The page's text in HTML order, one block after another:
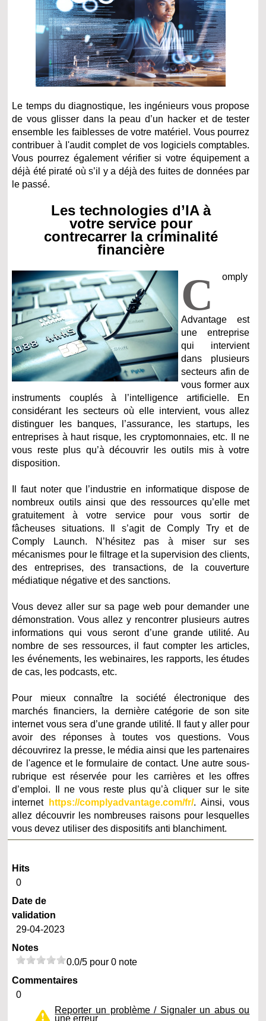
Le temps du diagnostique, les ingénieurs vous propose
de vous glisser dans la peau d’un hacker et de tester
ensemble les faiblesses de votre matériel. Vous pourrez
contribuer à l'audit complet de vos logiciels comptables.
Vous pourrez également vérifier si votre équipement a
déjà été piraté où s’il y a déjà des fuites de données par
le passé.
Les technologies d’IA à
votre service pour
contrecarrer la criminalité
financière
C omply
Advantage est
une entreprise
qui intervient
dans plusieurs
secteurs afin de
vous former aux
instruments couplés à l’intelligence artificielle. En
considérant les secteurs où elle intervient, vous allez
distinguer les banques, l’assurance, les startups, les
entreprises à haut risque, les cryptomonnaies, etc. Il ne
vous reste plus qu’à découvrir les outils mis à votre
disposition.
Il faut noter que l’industrie en informatique dispose de
nombreux outils ainsi que des ressources qu’elle met
gratuitement à votre service pour vous sortir de
fâcheuses situations. Il s’agit de Comply Try et de
Comply Launch. N’hésitez pas à miser sur ses
mécanismes pour le filtrage et la supervision des clients,
des entreprises, des transactions, de la couverture
médiatique négative et des sanctions.
Vous devez aller sur sa page web pour demander une
démonstration. Vous allez y rencontrer plusieurs autres
informations qui vous seront d’une grande utilité. Au
nombre de ses ressources, il faut compter les articles,
les événements, les webinaires, les rapports, les études
de cas, les podcasts, etc.
Pour mieux connaître la société électronique des
marchés financiers, la dernière catégorie de son site
internet vous sera d’une grande utilité. Il faut y aller pour
avoir des réponses à toutes vos questions. Vous
découvrirez la presse, le média ainsi que les partenaires
de l'agence et le formulaire de contact. Une autre sous-
rubrique est réservée pour les carrières et les offres
d’emploi. Il ne vous reste plus qu’à cliquer sur le site
internet
https://complyadvantage.com/fr/. Ainsi, vous
allez découvrir les nombreuses raisons pour lesquelles
vous devez utiliser des dispositifs anti blanchiment.
Hits
0
Date de
validation
29-04-2023
Notes
0.0/5 pour 0 note
Commentaires
0
Reporter un problème / Signaler un abus ou
une erreur